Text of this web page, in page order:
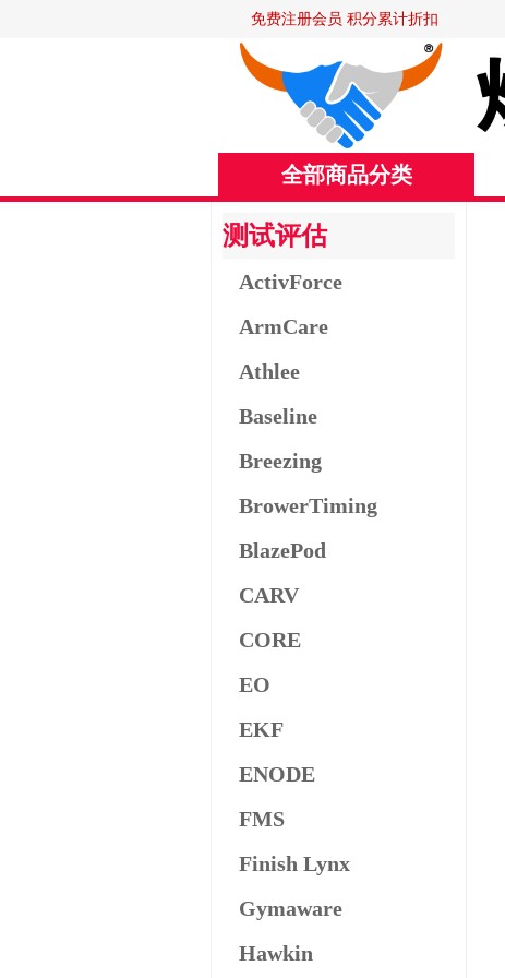
测试评估
ActivForce
ArmCare
Athlee
Baseline
Breezing
BrowerTiming
BlazePod
CARV
CORE
EO
EKF
ENODE
FMS
Finish Lynx
Gymaware
Hawkin
免费注册会员 积分累计折扣
全部商品分类